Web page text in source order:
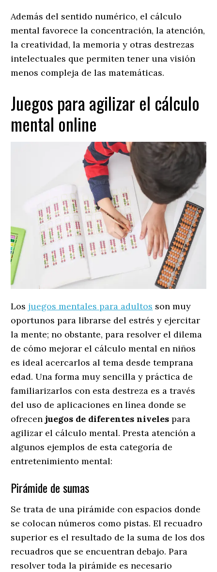
Además del sentido numérico, el cálculo
mental favorece la concentración, la atención,
la creatividad, la memoria y otras destrezas
intelectuales que permiten tener una visión
menos compleja de las matemáticas.
Juegos para agilizar el cálculo
mental online
Los juegos mentales para adultos son muy
oportunos para librarse del estrés y ejercitar
la mente; no obstante, para resolver el dilema
de cómo mejorar el cálculo mental en niños
es ideal acercarlos al tema desde temprana
edad. Una forma muy sencilla y práctica de
familiarizarlos con esta destreza es a través
del uso de aplicaciones en línea donde se
ofrecenjuegos de diferentes niveles para
agilizar el cálculo mental. Presta atención a
algunos ejemplos de esta categoría de
entretenimiento mental:
Pirámide de sumas
Se trata de una pirámide con espacios donde
se colocan números como pistas. El recuadro
superior es el resultado de la suma de los dos
recuadros que se encuentran debajo. Para
resolver toda la pirámide es necesario